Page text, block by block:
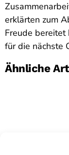
erklärten zum
Freude bereitet
für die nächste
Ähnliche